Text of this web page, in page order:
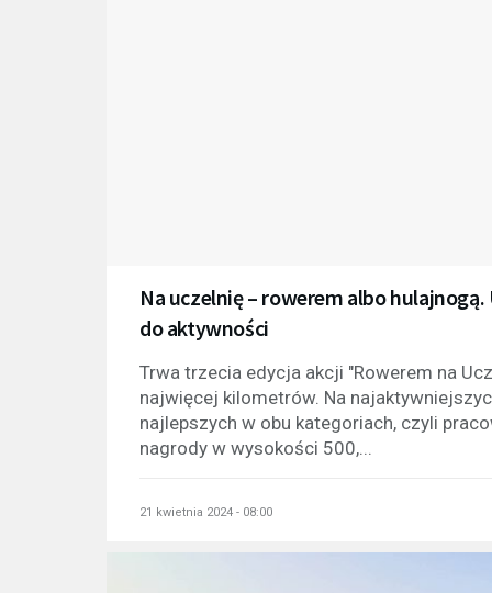
Na uczelnię – rowerem albo
do aktywności
Trwa trzecia edycja akcji "Rowerem na
najwięcej kilometrów. Na
najlepszych w obu kategoriach, czyli
nagrody w wysokości 500,...
21 kwietnia 2024 - 08:00